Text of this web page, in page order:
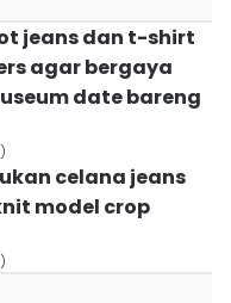
jeans dan t-shirt
agar bergaya
date bareng
celana jeans
model crop